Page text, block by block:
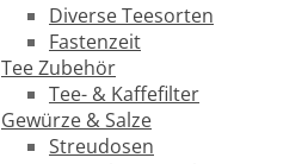
Diverse Teesorten
Fastenzeit
Tee Zubehör
Tee- & Kaffefilter
Gewürze & Salze
Streudosen